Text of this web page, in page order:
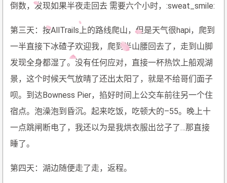
倒数，发现如果半夜走回去 需要六个小时，:sweat_smile:
第三天：按AllTrails上的路线爬山，但是天气很hapi，爬到
一半直接下冰碴子欢迎我，爬到半山腰回去了，走到山脚
发现全身都湿了。没有任何应对，直接一杯热饮上船观湖
景，这个时候天气放晴了还出太阳了，就是不给哥们面子
呗。到达Bowness Pier，掐好时间上公交车前往另一个住
宿点。泡澡泡到昏沉。起来吃饭，吃顿大的–55。晚上十
一点跳闸断电了，我还以为是我烘衣服出岔子了…那直接
睡了。
第四天：湖边随便走了走，返程。